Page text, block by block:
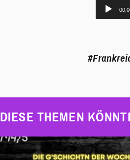
Audio-
Player
DIESE THEMEN